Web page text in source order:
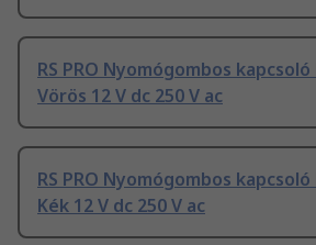
RS PRO Nyomógombos
Vörös 12 V dc 250 V ac
RS PRO Nyomógombos
Kék 12 V dc 250 V ac